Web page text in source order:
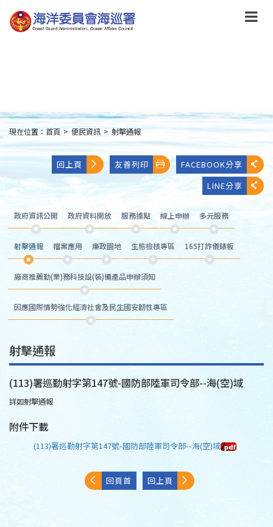
到
主
:::
現在位置： 首頁 > 便民資訊 > 射擊通報
回上頁 友善列印
FACEBOOK分享
LINE分享
政府資訊公開 政府資料開放 服務據點 線上申辦 多元服務
射擊通報 檔案應用 廉政園地 生態檢核專區 165打詐儀錶板
廠商推薦勤(業)務科技設(裝)備產品申辦須知
因應國際情勢強化經濟社會及民生國安韌性專區
射擊通報
(113)署巡勤射字第147號-國防部陸軍司令部--海(空)域
詳如射擊通報
附件下載
(113)署巡勤射字第147號-國防部陸軍司令部--海(空)域
回頁首 回上頁